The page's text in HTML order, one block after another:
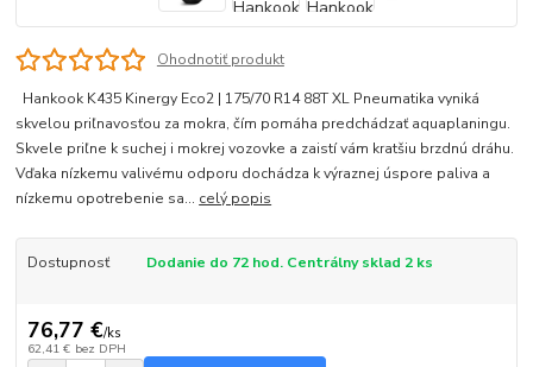
Ohodnotiť produkt
Hankook K435 Kinergy Eco2 | 175/70 R14 88T XL Pneumatika vyniká
skvelou priľnavosťou za mokra, čím pomáha predchádzať aquaplaningu.
Skvele priľne k suchej i mokrej vozovke a zaistí vám kratšiu brzdnú dráhu.
Vďaka nízkemu valivému odporu dochádza k výraznej úspore paliva a
nízkemu opotrebenie sa... celý popis
Dostupnosť Dodanie do 72 hod. Centrálny sklad 2 ks
76,77 €/ks
62,41 € bez DPH